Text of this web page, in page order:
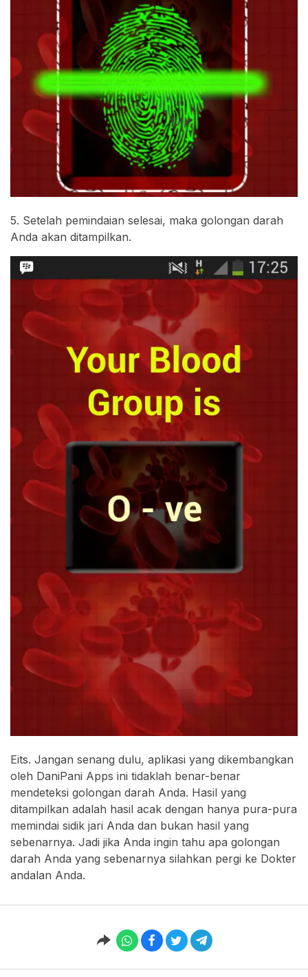
5. Setelah pemindaian selesai, maka golongan darah
Anda akan ditampilkan.
Eits. Jangan senang dulu, aplikasi yang dikembangkan
oleh DaniPani Apps ini tidaklah benar-benar
mendeteksi golongan darah Anda. Hasil yang
ditampilkan adalah hasil acak dengan hanya pura-pura
memindai sidik jari Anda dan bukan hasil yang
sebenarnya. Jadi jika Anda ingin tahu apa golongan
darah Anda yang sebenarnya silahkan pergi ke Dokter
andalan Anda.